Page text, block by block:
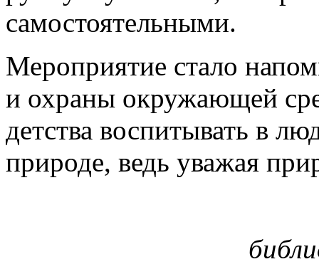
самостоятельными.
Мероприятие стало
и охраны окружающей
детства воспитывать в
природе, ведь уважая